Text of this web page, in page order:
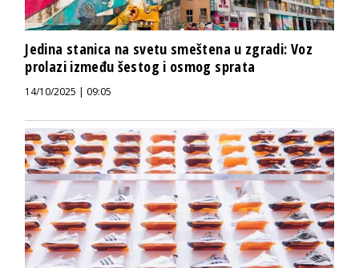
Jedina stanica na svetu smeštena u zgradi: Voz
prolazi između šestog i osmog sprata
14/10/2025 | 09:05